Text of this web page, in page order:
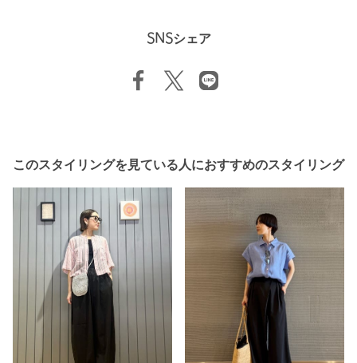
SNSシェア
このスタイリングを見ている人におすすめのスタイリング